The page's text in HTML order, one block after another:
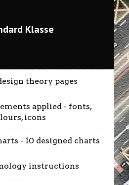
Klasse
theory pages
applied - fonts,
icons
- 10 designed charts
instructions